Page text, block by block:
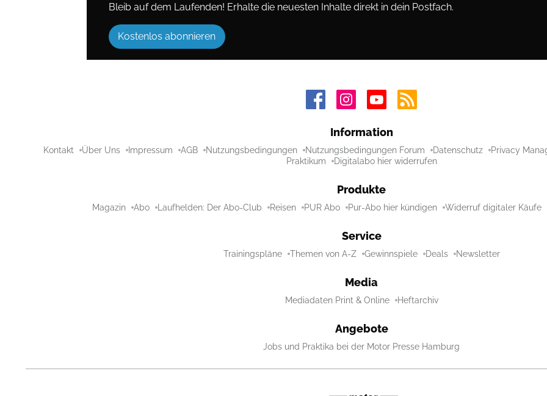
Bleib auf dem Laufenden! Erhalte die neuesten Inhalte direkt in dein Postfach.
Kostenlos abonnieren
Information
Kontakt Über Uns Impressum AGB Nutzungsbedingungen Nutzungsbedingungen Forum Datenschutz Privacy
Praktikum
Digitalabo hier widerrufen
Produkte
Magazin Abo Laufhelden: Der Abo-Club Reisen PUR Abo Pur-Abo hier kündigen Widerruf digitaler Käufe
Service
Trainingspläne Themen von A-Z Gewinnspiele Deals Newsletter
Media
Mediadaten Print & Online Heftarchiv
Angebote
Jobs und Praktika bei der Motor Presse Hamburg